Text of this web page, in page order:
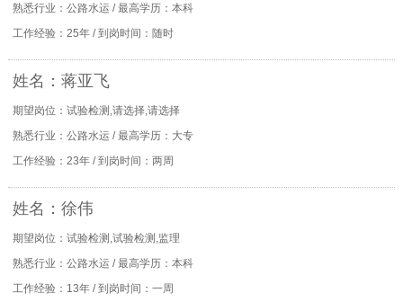
熟悉行业：公路水运 / 最高学历：本科
工作经验：25年 / 到岗时间：随时
姓名：蒋亚飞
期望岗位：试验检测,请选择,请选择
熟悉行业：公路水运 / 最高学历：大专
工作经验：23年 / 到岗时间：两周
姓名：徐伟
期望岗位：试验检测,试验检测,监理
熟悉行业：公路水运 / 最高学历：本科
工作经验：13年 / 到岗时间：一周